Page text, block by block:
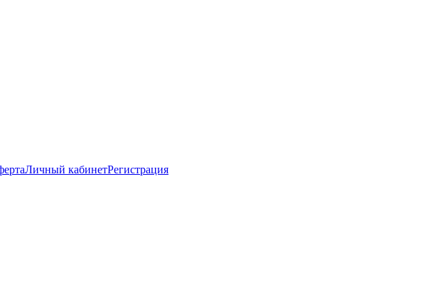
Личный кабинетРегистрация